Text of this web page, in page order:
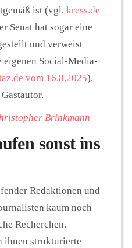
ist (vgl. kress.de
Senat hat sogar eine
und verweist
eigenen Social-Media-
vom 16.8.2025).
Brinkmann
sonst ins
Redaktionen und
kaum noch
Recherchen.
ihnen strukturierte